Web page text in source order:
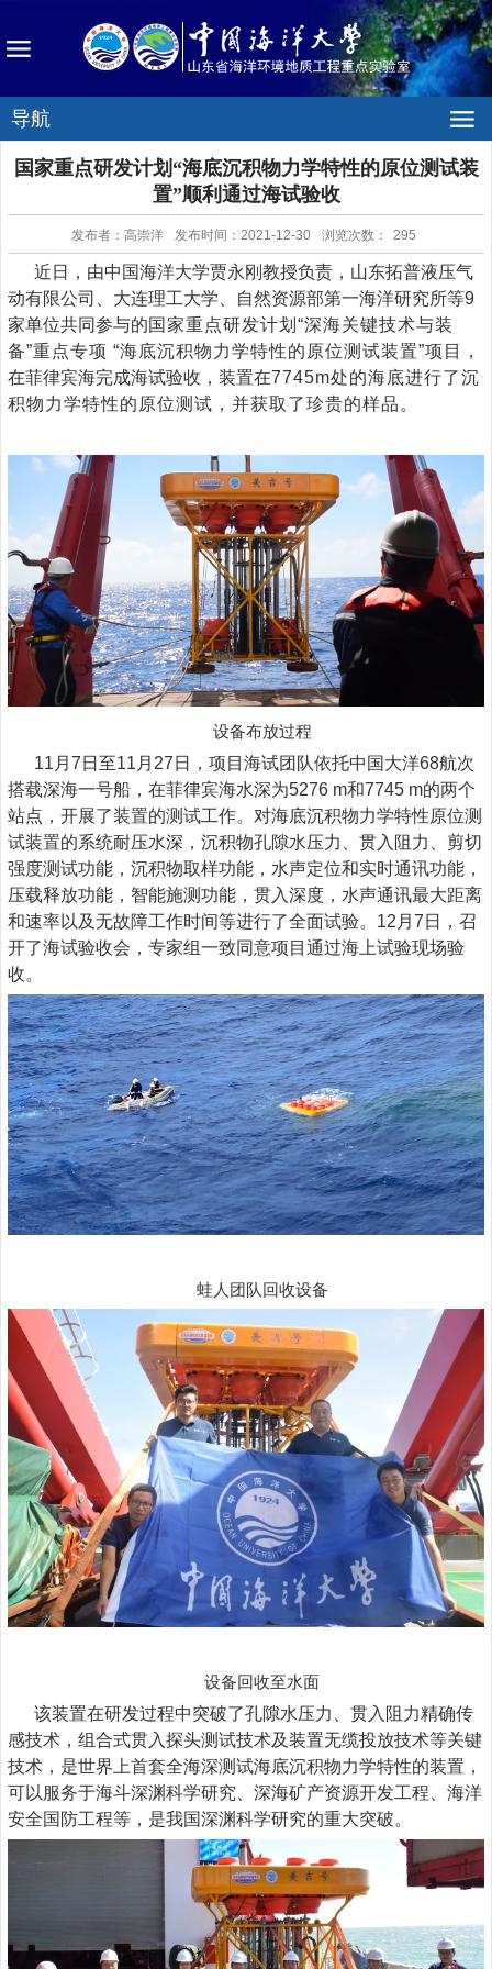
导航
国家重点研发计划“海底沉积物力学特性的原位测试装
置”顺利通过海试验收
发布者：高崇洋 发布时间：2021-12-30 浏览次数： 295
近日，由中国海洋大学贾永刚教授负责，山东拓普液压气
动有限公司、大连理工大学、自然资源部第一海洋研究所等9
家单位共同参与的国家重点研发计划“深海关键技术与装
备”重点专项 “海底沉积物力学特性的原位测试装置”项目
，
在菲律宾海完成海试验收，装置在7745m处的海底进行了沉
积物力学特性的原位测试，并获取了珍贵的样品 。
设备布放过程
11 月 7 日至11 月 27 日，项目海试团队依托中国大洋68航次
搭载深海一号船，在菲律宾海水深为5276 m和7745 m的两个
站点，开展了装置的测试工作。对海底沉积物力学特性原位测
试装置的系统耐压水深，沉积物孔隙水压力、贯入阻力、剪切
强度测试功能，沉积物取样功能，水声定位和实时通讯功能，
压载释放功能，智能施测功能，贯入深度，水声通讯最大距离
和速率以及无故障工作时间等进行了全面试验。 12 月 7 日，召
开了海试验收会，专家组一致同意项目通过海上试验现场验
收。
蛙人团队回收设备
设备回收至水面
该装置在研发过程中突破了孔隙水压力、贯入阻力精确传
感技术，组合式贯入探头测试技术及装置无缆投放技术等关键
技术，是世界上首套全海深测试海底沉积物力学特性的装置，
可以服务于海斗深渊科学研究、深海矿产资源开发工程、海洋
安全国防工程等，是我国深渊科学研究的重大突破。